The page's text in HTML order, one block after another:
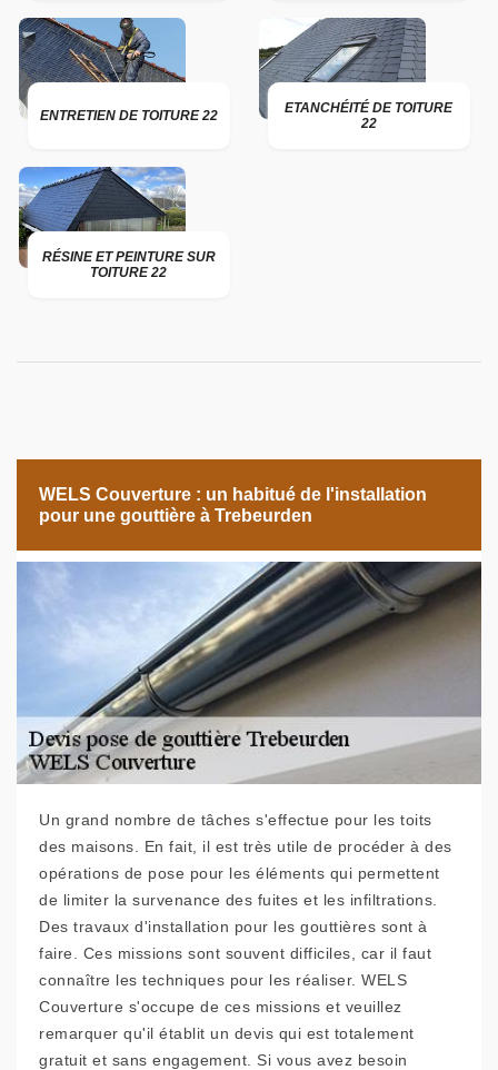
ENTRETIEN DE TOITURE 22
ETANCHÉITÉ DE TOITURE
22
RÉSINE ET PEINTURE SUR
TOITURE 22
WELS Couverture : un habitué de l'installation
pour une gouttière à Trebeurden
Un grand nombre de tâches s'effectue pour les toits
des maisons. En fait, il est très utile de procéder à des
opérations de pose pour les éléments qui permettent
de limiter la survenance des fuites et les infiltrations.
Des travaux d'installation pour les gouttières sont à
faire. Ces missions sont souvent difficiles, car il faut
connaître les techniques pour les réaliser. WELS
Couverture s'occupe de ces missions et veuillez
remarquer qu'il établit un devis qui est totalement
gratuit et sans engagement. Si vous avez besoin